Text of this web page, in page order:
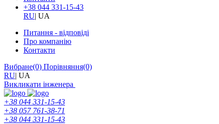
+38 044 331-15-43
RU| UA
Питання - відповіді
Про компанію
Контакти
Вибране(0) Порівняння(0)
RU| UA
Викликати інженера
+38 044 331-15-43
+38 057 761-38-71
+38 044 331-15-43